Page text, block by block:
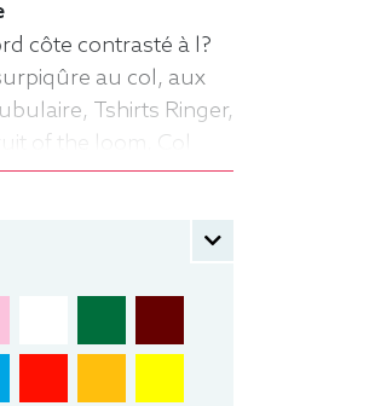
côte contrasté à l?
au col, aux
Tshirts Ringer,
of the loom, Col